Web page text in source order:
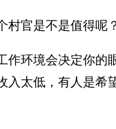
村官是不是值得呢？
作环境会决定你
入太低，有人是